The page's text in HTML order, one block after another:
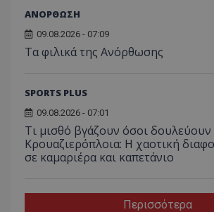
ΑΝΟΡΘΩΣΗ
09.08.2026 - 07:09
Τα φιλικά της Ανόρθωσης
SPORTS PLUS
09.08.2026 - 07:01
Τι μισθό βγάζουν όσοι δουλεύουν
Κρουαζιερόπλοια: Η χαοτική
σε καμαριέρα και καπετάνιο
Περισσότερα